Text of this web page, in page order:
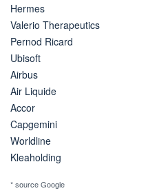
Hermes
Valerio Therapeutics
Pernod Ricard
Ubisoft
Airbus
Air Liquide
Accor
Capgemini
Worldline
Kleaholding
* source Google